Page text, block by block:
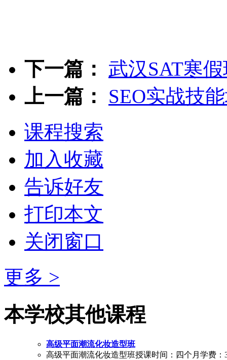
下一篇：
武汉SAT寒
上一篇：
SEO实战技
课程搜索
加入收藏
告诉好友
打印本文
关闭窗口
更多 >
本学校其他课程
高级平面潮流化妆造型班
高级平面潮流化妆造型班授课时间：四个月学费